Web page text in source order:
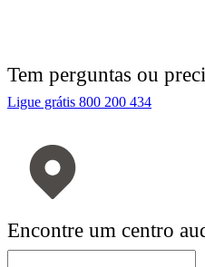
Tem perguntas ou
Ligue grátis 800 200 434
Encontre um centro